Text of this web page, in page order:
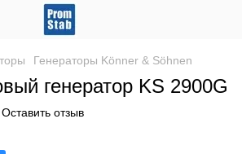
Генераторы Könner & Söhnen
генератор KS 2900G
Оставить отзыв